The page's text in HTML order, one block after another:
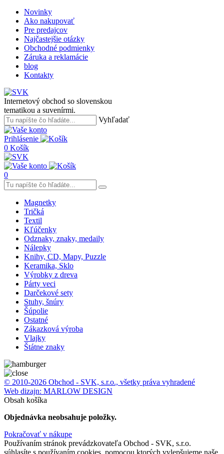
Novinky
Ako nakupovať
Pre predajcov
Najčastejšie otázky
Obchodné podmienky
Záruka a reklamácie
blog
Kontakty
Internetový obchod so slovenskou
tematikou a suvenírmi.
Vyhľadať
Prihlásenie
0 Košík
0
Magnetky
Tričká
Textil
Kľúčenky
Odznaky, znaky, medaily
Nálepky
Knihy, CD, Mapy, Puzzle
Keramika, Sklo
Výrobky z dreva
Párty veci
Darčekové sety
Stuhy, šnúry
Šúpolie
Ostatné
Zákazková výroba
Vlajky
Štátne znaky
© 2010-2026 Obchod - SVK, s.r.o., všetky práva vyhradené
Web dizajn: MARLOW DESIGN
Obsah košíka
Objednávka neobsahuje položky.
Pokračovať v nákupe
Používaním stránok prevádzkovateľa Obchod - SVK, s.r.o.
súhlasíte s používaním cookies, pomocou ktorých vylepšujeme naše